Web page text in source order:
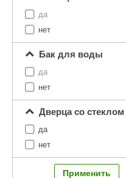
да
нет
Бак для воды
да
нет
Дверца со стеклом
да
нет